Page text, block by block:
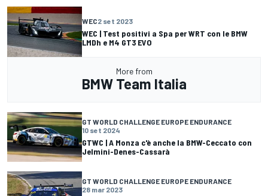
WEC2 set 2023
WEC | Test positivi a Spa per WRT con le BMW
LMDh e M4 GT3 EVO
More from
BMW Team Italia
GT WORLD CHALLENGE EUROPE ENDURANCE
10 set 2024
GTWC | A Monza c'è anche la BMW-Ceccato con
Jelmini-Denes-Cassarà
GT WORLD CHALLENGE EUROPE ENDURANCE
28 mar 2023